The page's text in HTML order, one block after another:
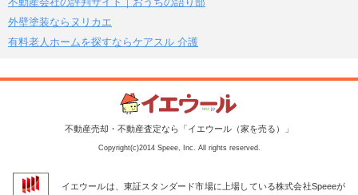
外壁塗装ならヌリカエ
有料老人ホームを探すならケアスル 介護
不動産売却・不動産査定なら「イエウール（家を売る）」
Copyright(c)2014 Speee, Inc. All rights reserved.
イエウールは、東証スタンダード市場に上場している株式会社Speeeが